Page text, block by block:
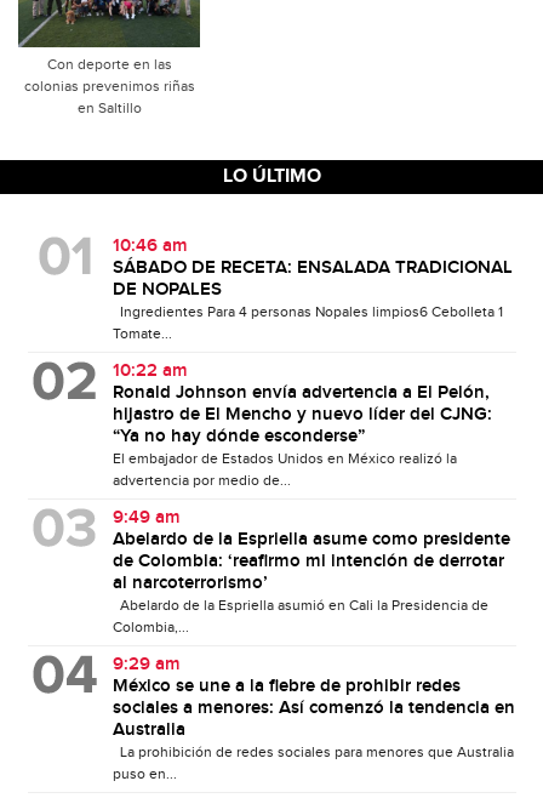
Con deporte en las
colonias prevenimos riñas
en Saltillo
LO ÚLTIMO
10:46 am
SÁBADO DE RECETA: ENSALADA TRADICIONAL
DE NOPALES
Ingredientes Para 4 personas Nopales limpios6 Cebolleta 1
Tomate...
10:22 am
Ronald Johnson envía advertencia a El Pelón,
hijastro de El Mencho y nuevo líder del CJNG:
“Ya no hay dónde esconderse”
El embajador de Estados Unidos en México realizó la
advertencia por medio de...
9:49 am
Abelardo de la Espriella asume como presidente
de Colombia: ‘reafirmo mi intención de derrotar
al narcoterrorismo’
Abelardo de la Espriella asumió en Cali la Presidencia de
Colombia,...
9:29 am
México se une a la fiebre de prohibir redes
sociales a menores: Así comenzó la tendencia en
Australia
La prohibición de redes sociales para menores que Australia
puso en...